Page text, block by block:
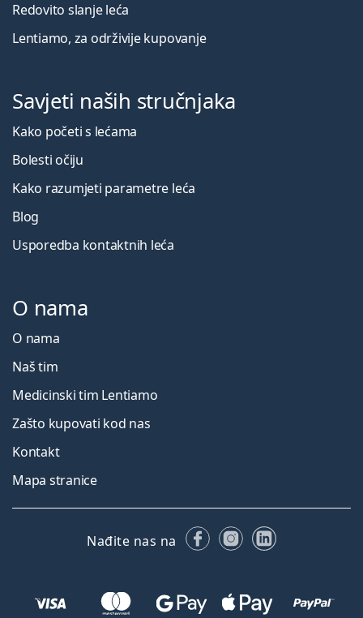
Redovito slanje leća
Lentiamo, za održivije kupovanje
Savjeti naših stručnjaka
Kako početi s lećama
Bolesti očiju
Kako razumjeti parametre leća
Blog
Usporedba kontaktnih leća
O nama
O nama
Naš tim
Medicinski tim Lentiamo
Zašto kupovati kod nas
Kontakt
Mapa stranice
Nađite nas na FacebookuInstagramu
LinkedIn